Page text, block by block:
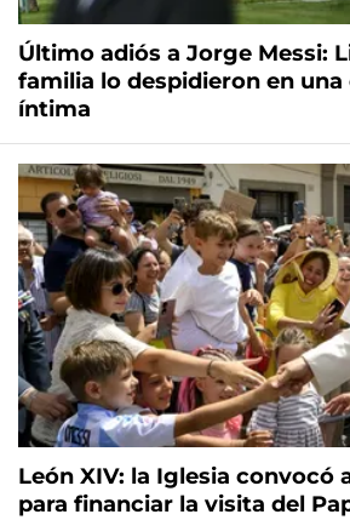
Último adiós a Jorge Messi:
familia lo despidieron en una
íntima
León XIV: la Iglesia convocó
para financiar la visita del